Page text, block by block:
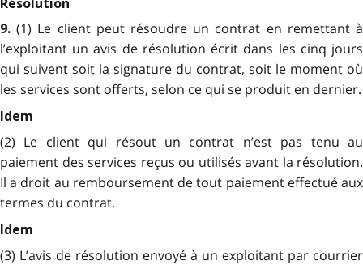
Résolution
9.(1) Le client peut résoudre un contrat en remettant à
l’exploitant un avis de résolution écrit dans les cinq jours
qui suivent soit la signature du contrat, soit le moment où
les services sont offerts, selon ce qui se produit en dernier.
Idem
(2) Le client qui résout un contrat n’est pas tenu au
paiement des services reçus ou utilisés avant la résolution.
Il a droit au remboursement de tout paiement effectué aux
termes du contrat.
Idem
(3) L’avis de résolution envoyé à un exploitant par courrier